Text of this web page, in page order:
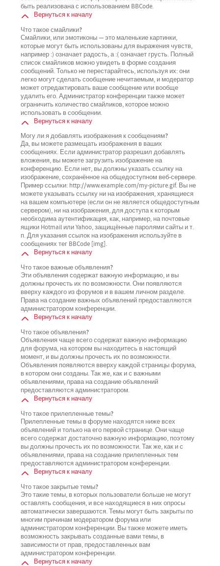
быть реализована с использованием BBCode.
Вернуться к началу
Что такое смайлики?
Смайлики, или эмотиконы — это маленькие картинки,
которые могут быть использованы для выражения чувств,
например :) означает радость, а :( означает грусть. Полный
список смайликов можно увидеть в форме создания
сообщений. Только не перестарайтесь, используя их: они
легко могут сделать сообщение нечитаемым, и модератор
может отредактировать ваше сообщение или вообще
удалить его. Администратор конференции также может
ограничить количество смайликов, которое можно
использовать в сообщении.
Вернуться к началу
Могу ли я добавлять изображения к сообщениям?
Да, вы можете размещать изображения в ваших
сообщениях. Если администратор разрешил добавлять
вложения, вы можете загрузить изображение на
конференцию. Если нет, вы должны указать ссылку на
изображение, сохранённое на общедоступном веб-сервере.
Пример ссылки: http://www.example.com/my-picture.gif. Вы не
можете указывать ссылку ни на изображения, хранящиеся
на вашем компьютере (если он не является общедоступным
сервером), ни на изображения, для доступа к которым
необходима аутентификация, как, например, на почтовые
ящики Hotmail или Yahoo, защищённые паролями сайты и т.
п. Для указания ссылок на изображения используйте в
сообщениях тег BBCode [img].
Вернуться к началу
Что такое важные объявления?
Эти объявления содержат важную информацию, и вы
должны прочесть их по возможности. Они появляются
вверху каждого из форумов и в вашем личном разделе.
Права на создание важных объявлений предоставляются
администратором конференции.
Вернуться к началу
Что такое объявления?
Объявления чаще всего содержат важную информацию
для форума, на котором вы находитесь в настоящий
момент, и вы должны прочесть их по возможности.
Объявления появляются вверху каждой страницы форума,
в котором они созданы. Так же, как и с важными
объявлениями, права на создание объявлений
предоставляются администратором.
Вернуться к началу
Что такое прилепленные темы?
Прилепленные темы в форуме находятся ниже всех
объявлений и только на его первой странице. Они чаще
всего содержат достаточно важную информацию, поэтому
вы должны прочесть их по возможности. Так же, как и с
объявлениями, права на создание прилепленных тем
предоставляются администратором конференции.
Вернуться к началу
Что такое закрытые темы?
Это такие темы, в которых пользователи больше не могут
оставлять сообщения, и все находящиеся в них опросы
автоматически завершаются. Темы могут быть закрыты по
многим причинам модератором форума или
администратором конференции. Вы также можете иметь
возможность закрывать созданные вами темы, в
зависимости от прав, предоставленных вам
администратором конференции.
Вернуться к началу